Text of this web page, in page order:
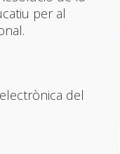
per al
del